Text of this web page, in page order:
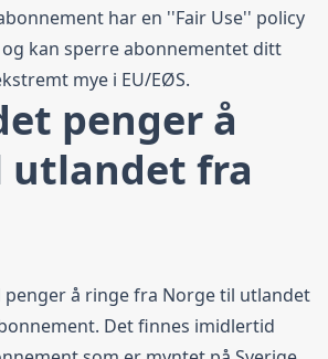
har en ''Fair Use'' policy
kan sperre abonnementet ditt
mye i EU/EØS.
penger å
fra
penger å ringe fra Norge til utlandet
Det finnes imidlertid